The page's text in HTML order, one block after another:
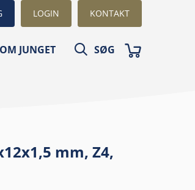
LOGIN KONTAKT
OM JUNGET SØG
mm, Z4,